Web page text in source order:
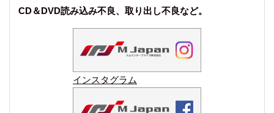
CD＆DVD読み込み不良、取り出し不良など。
インスタグラム